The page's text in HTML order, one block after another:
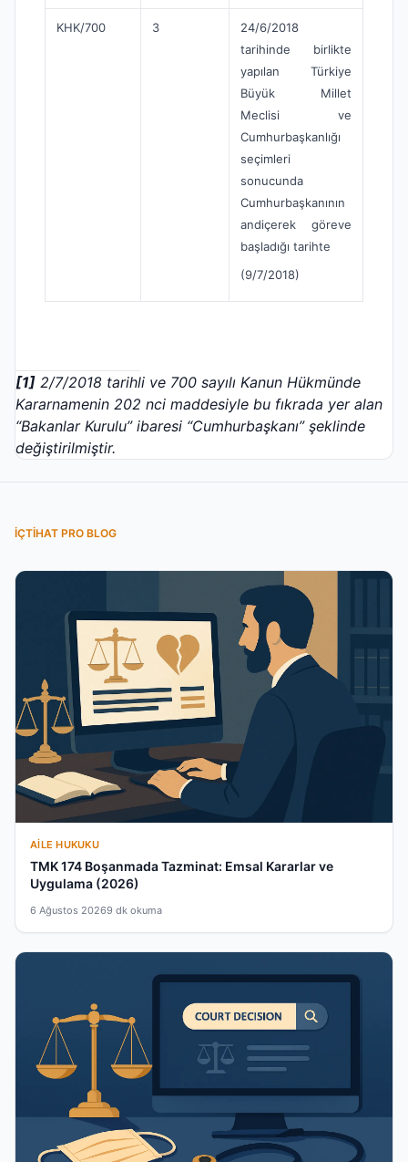
KHK/700 3
24/6/2018
tarihinde birlikte
yapılan Türkiye
Büyük Millet
Meclisi ve
Cumhurbaşkanlığı
seçimleri
sonucunda
Cumhurbaşkanının
andiçerek göreve
başladığı tarihte
(9/7/2018)
[1] 2/7/2018 tarihli ve 700 sayılı Kanun Hükmünde
Kararnamenin 202 nci maddesiyle bu fıkrada yer alan
“Bakanlar Kurulu” ibaresi “Cumhurbaşkanı” şeklinde
değiştirilmiştir.
İÇTIHAT PRO BLOG
AILE HUKUKU
TMK 174 Boşanmada Tazminat: Emsal Kararlar ve
Uygulama (2026)
6 Ağustos 20269 dk okuma